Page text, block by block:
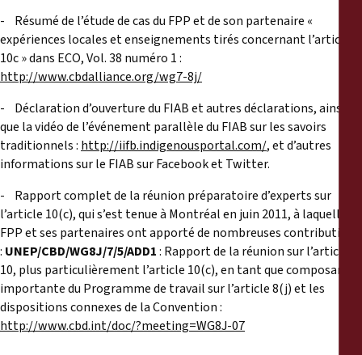
- Résumé de l’étude de cas du FPP et de son partenaire «
expériences locales et enseignements tirés concernant l’article
10c » dans ECO, Vol. 38 numéro 1 :
http://www.cbdalliance.org/wg7-8j/
- Déclaration d’ouverture du FIAB et autres déclarations, ainsi
que la vidéo de l’événement parallèle du FIAB sur les savoirs
traditionnels : http://iifb.indigenousportal.com/, et d’autres
informations sur le FIAB sur Facebook et Twitter.
- Rapport complet de la réunion préparatoire d’experts sur
l’article 10(c), qui s’est tenue à Montréal en juin 2011, à laquelle le
FPP et ses partenaires ont apporté de nombreuses contributions
: UNEP/CBD/WG8J/7/5/ADD1: Rapport de la réunion sur l’article
10, plus particulièrement l’article 10(c), en tant que composante
importante du Programme de travail sur l’article 8(j) et les
dispositions connexes de la Convention :
http://www.cbd.int/doc/?meeting=WG8J-07